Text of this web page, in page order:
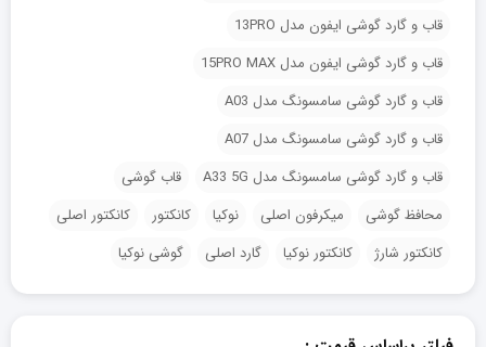
قاب و گارد گوشی ایفون مدل 13PRO
قاب و گارد گوشی ایفون مدل 15PRO MAX
قاب و گارد گوشی سامسونگ مدل A03
قاب و گارد گوشی سامسونگ مدل A07
قاب و گارد گوشی سامسونگ مدل A33 5G
قاب گوشی
محافظ گوشی
میکرفون اصلی نوکیا کانکتور
کانکتور اصلی
کانکتور شارژ
کانکتور نوکیا گارد اصلی گوشی نوکیا